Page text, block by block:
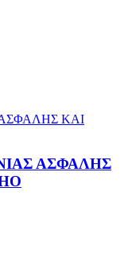
ΑΣΦΑΛΗΣ